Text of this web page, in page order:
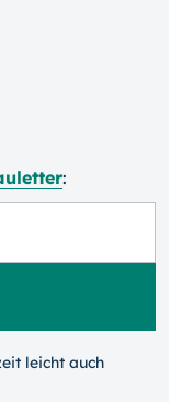
:
leicht auch